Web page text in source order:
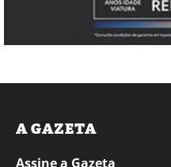
A GAZETA
Assine a Gazeta